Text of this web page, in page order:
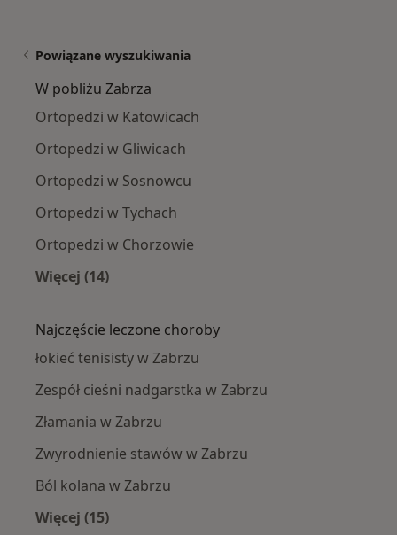
Powiązane wyszukiwania
W pobliżu Zabrza
Ortopedzi w Katowicach
Ortopedzi w Gliwicach
Ortopedzi w Sosnowcu
Ortopedzi w Tychach
Ortopedzi w Chorzowie
Więcej (14)
Najczęście leczone choroby
łokieć tenisisty w Zabrzu
Zespół cieśni nadgarstka w Zabrzu
Złamania w Zabrzu
Zwyrodnienie stawów w Zabrzu
Ból kolana w Zabrzu
Więcej (15)